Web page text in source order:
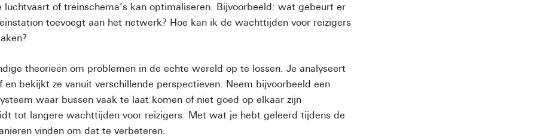
luchtvaart of treinschema’s kan optimaliseren. Bijvoorbeeld: wat gebeurt er
toevoegt aan het netwerk? Hoe kan ik de wachttijden voor reizigers
theorieën om problemen in de echte wereld op te lossen. Je analyseert
en bekijkt ze vanuit verschillende perspectieven. Neem bijvoorbeeld een
waar bussen vaak te laat komen of niet goed op elkaar zijn
tot langere wachttijden voor reizigers. Met wat je hebt geleerd tijdens de
vinden om dat te verbeteren.